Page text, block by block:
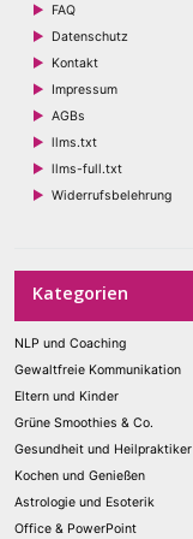
FAQ
Datenschutz
Kontakt
Impressum
AGBs
llms.txt
llms-full.txt
Widerrufsbelehrung
Kategorien
NLP und Coaching
Gewaltfreie Kommunikation
Eltern und Kinder
Grüne Smoothies & Co.
Gesundheit und Heilpraktiker
Kochen und Genießen
Astrologie und Esoterik
Office & PowerPoint